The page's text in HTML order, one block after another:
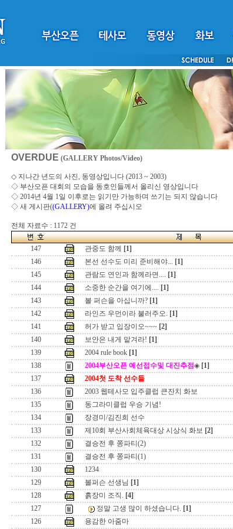
OVERDUE (GALLERY Photos/Video)
◇ 지나간 년도의 사진, 동영상입니다 (2013 ~ 2003)
◇ 부산오픈 대회의 모습을 동호인들께서 올리신 영상입니다
◇ 2014년 4월 1일 이후로는 읽기만 가능하며 쓰기는 되지 않습니다
◇ 새 게시판((GALLERY)에 올려 주십시오
전체 자료수 : 1172 건
147 관중도 함께 [1]
146
본선 선수도 미리 준비해야... [1]
145
관람도 연인과 함께라면.... [1]
144
소중한 순간을 여기에.... [1]
143
볼 퍼슨을 아십니까? [1]
142
라인즈 우먼이라 불러주오. [1]
141
허가 받고 입장이오~~~ [2]
140
보안은 내게 맡겨라! [1]
139
2004 rule book [1]
138
2004부산오픈 예선접수및 대진추점◈ [1]
137
2004첫 도착 선수들
136
2003 웹테사모 입주클럽 큰잔치 화보
135
동그라미클럽 우승 기념!
134
장경미/김진희 선수
133
제10회 부산사회체육대상 시상식 화보 [2]
132
결승전 후 쫑파티(2)
131
결승전 후 쫑파티(1)
130
1234
129
볼퍼슨 선생님 [1]
128
흙장미 조직. [4]
127
정말 고생 많이 하셨습니다. [1]
126
용감한 아줌마